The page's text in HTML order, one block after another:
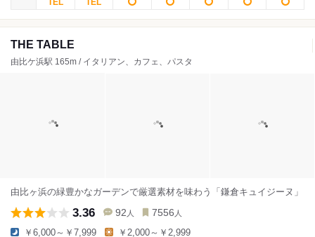
THE TABLE
由比ケ浜駅 165m / イタリアン、カフェ、パスタ
由比ヶ浜の緑豊かなガーデンで厳選素材を味わう「鎌倉キュイジーヌ」
3.36 92 人 7556 人
￥6,000～￥7,999 ￥2,000～￥2,999